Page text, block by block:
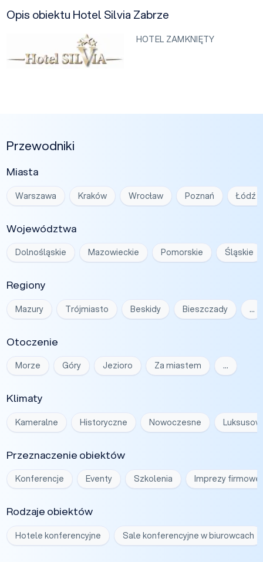
Opis obiektu Hotel Silvia Zabrze
HOTEL ZAMKNIĘTY
Przewodniki
Miasta
Warszawa Kraków Wrocław Poznań Łódź
Województwa
Dolnośląskie Mazowieckie Pomorskie Śląskie
Regiony
Mazury Trójmiasto Beskidy Bieszczady …
Otoczenie
Morze Góry Jezioro Za miastem …
Klimaty
Kameralne Historyczne Nowoczesne
Przeznaczenie obiektów
Konferencje Eventy Szkolenia Imprezy firmowe
Rodzaje obiektów
Hotele konferencyjne Sale konferencyjne w biurowcach